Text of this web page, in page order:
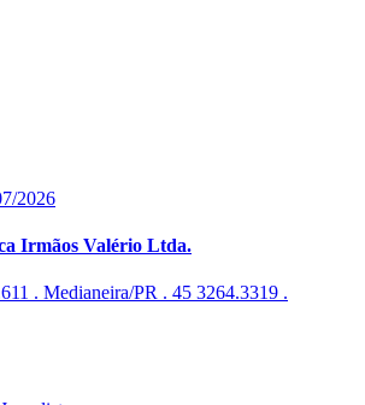
2026
Irmãos Valério Ltda.
. Medianeira/PR . 45 3264.3319 .